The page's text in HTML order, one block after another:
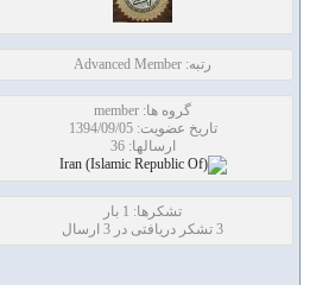
رتبه: Advanced Member
گروه ها: member
تاریخ عضویت: 1394/09/05
ارسالها: 36
تشکرها: 1 بار
3 تشکر دریافتی در 3 ارسال